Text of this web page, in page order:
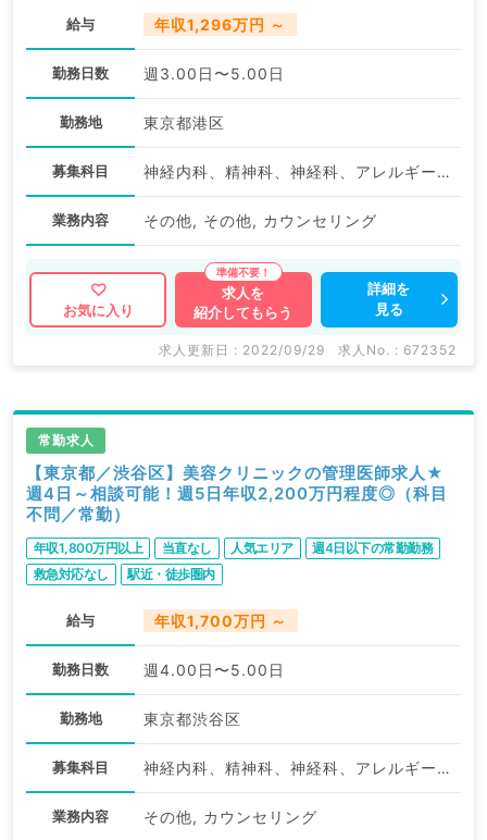
給与 年収1,296万円 ～
勤務日数 週3.00日〜5.00日
勤務地 東京都港区
募集科目 神経内科、精神科、神経科、アレルギー科、リウマチ科、小児科、整形外科、形成外科、美容外科、脳神経外科、呼吸器外科、心臓血管外科、小児外科、皮膚科、泌尿器科、産婦人科、産科、婦人科、眼科、耳鼻咽喉科、気管食道科、放射線科、リハビリテーション科、麻酔科、ペインクリニック、人工透析科、緩和ケア科、一般内科、循環器内科、呼吸器内科、消化器内科、内分泌・代謝内科、腎臓内科、老年内科、血液内科、外科系全般、一般外科、消化器外科、乳腺外科、総合診療科、美容皮膚科、健診・人間ドック、救急科・ＩＣＵ、病理科、基礎医学系、膠原病科、スポーツ整形外科、大腸・肛門外科、産業医、脊髄・脊椎外科
業務内容 その他, その他, カウンセリング
お気に入り
求人を
紹介してもらう
詳細を
見る
求人更新日 : 2022/09/29 求人No. : 672352
常勤求人
【東京都／渋谷区】美容クリニックの管理医師求人★
週4日～相談可能！週5日年収2,200万円程度◎（科目
不問／常勤）
年収1,800万円以上 当直なし 人気エリア
週4日以下の常勤勤務
救急対応なし
駅近・徒歩圏内
給与 年収1,700万円 ～
勤務日数 週4.00日〜5.00日
勤務地 東京都渋谷区
募集科目 神経内科、精神科、神経科、アレルギー科、リウマチ科、小児科、整形外科、形成外科、美容外科、脳神経外科、呼吸器外科、心臓血管外科、小児外科、皮膚科、泌尿器科、産婦人科、産科、婦人科、眼科、耳鼻咽喉科、気管食道科、放射線科、リハビリテーション科、麻酔科、ペインクリニック、人工透析科、緩和ケア科、一般内科、循環器内科、呼吸器内科、消化器内科、内分泌・代謝内科、腎臓内科、老年内科、血液内科、外科系全般、一般外科、消化器外科、乳腺外科、総合診療科、美容皮膚科、健診・人間ドック、救急科・ＩＣＵ、病理科、基礎医学系、膠原病科、スポーツ整形外科、大腸・肛門外科、産業医、脊髄・脊椎外科、科目不問
業務内容 その他, カウンセリング